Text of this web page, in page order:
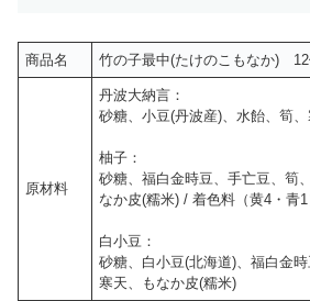
商品名 竹の子最中(たけのこもなか) 12
原材料
丹波大納言：
砂糖、小豆(丹波産)、水飴、筍
柚子：
砂糖、福白金時豆、手亡豆、筍
なか皮(糯米) / 着色料（黄4・青1
白小豆：
砂糖、白小豆(北海道)、福白金時
寒天、もなか皮(糯米)